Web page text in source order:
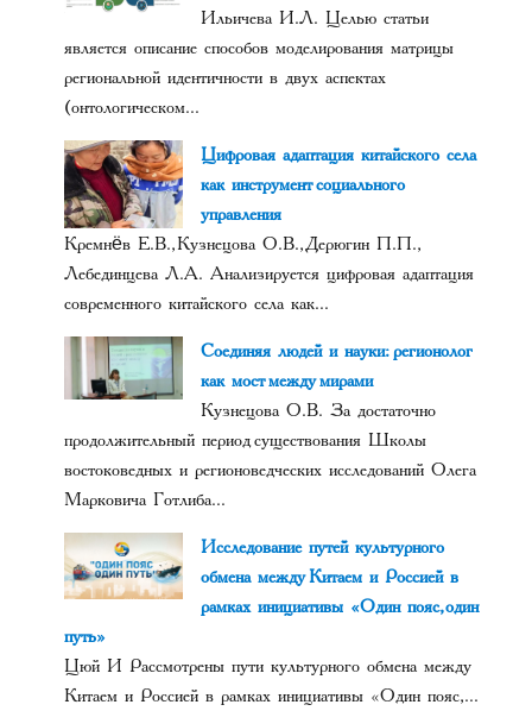
Ильичева И.Л. Целью статьи
является описание способов моделирования матрицы
региональной идентичности в двух аспектах
(онтологическом...
Цифровая адаптация китайского села
как инструмент социального
управления
Кремнёв Е.В., Кузнецова О.В., Дерюгин П.П.,
Лебединцева Л.А. Анализируется цифровая адаптация
современного китайского села как...
Соединяя людей и науки: регионолог
как мост между мирами
Кузнецова О.В. За достаточно
продолжительный период существования Школы
востоковедных и регионоведческих исследований Олега
Марковича Готлиба...
Исследование путей культурного
обмена между Китаем и Россией в
рамках инициативы «Один пояс, один
путь»
Цюй И Рассмотрены пути культурного обмена между
Китаем и Россией в рамках инициативы «Один пояс,...